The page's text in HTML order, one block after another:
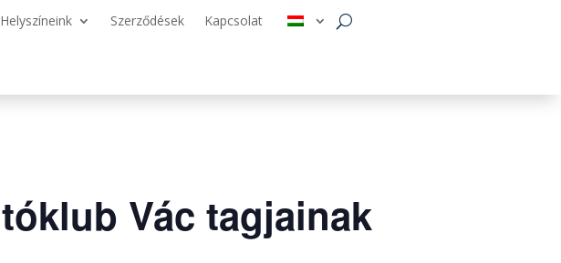
Helyszíneink Szerződések Kapcsolat
Vác tagjainak